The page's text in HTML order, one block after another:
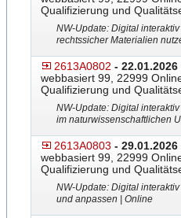
Qualifizierung und
NW-Update: Digital
rechtssicher Materialien
2613A0802 - 22.01.2026
webbasiert 99, 22999
Qualifizierung und
NW-Update: Digital
im naturwissenschaftlichen
2613A0803 - 29.01.2026
webbasiert 99, 22999
Qualifizierung und
NW-Update: Digital
und anpassen | Online